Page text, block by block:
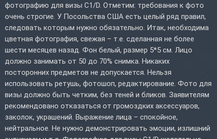
фотографию для визы C1/D. Отметим: требования к фото
очень строгие. У Посольства США есть целый ряд правил,
следовать которым нужно обязательно. Итак, необходима
цветная фотография, свежая – т.е. сделанная не более
шести месяцев назад. Фон белый, размер 5*5 см. Лицо
должно занимать от 50 до 70% снимка. Никаких
посторонних предметов не допускается. Нельзя
использовать ретушь, фотошоп, редактирование. Фото для
визы должно быть четким, без теней и бликов. Заявителям
рекомендовано отказаться от громоздких аксессуаров,
заколок, украшений. Выражение лица – спокойное,
нейтральное. Не нужно демонстрировать эмоции, излишний